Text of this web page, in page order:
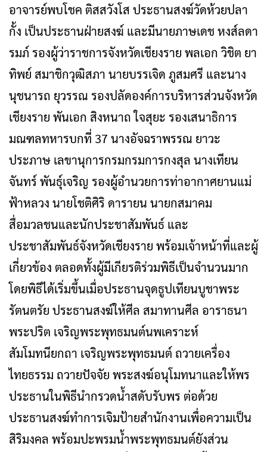
อาจารย์พบโชค ติสสวังโส ประธานสงฆ์วัดห้วยปลา
กั้ง เป็นประธานฝ่ายสงฆ์ และมีนายภาษเดช หงส์ลดา
รมภ์ รองผู้ว่าราชการจังหวัดเชียงราย พลเอก วิชิต ยา
ทิพย์ สมาชิกวุฒิสภา นายบรรเจิด ภูสมศรี และนาง
นุชนารถ ยุวรรณ รองปลัดองค์การบริหารส่วนจังหวัด
เชียงราย พันเอก สิงหนาถ ใจสุยะ รองเสนาธิการ
มณฑลทหารบกที่ 37 นางอัจฉราพรรณ ยาวะ
ประภาษ เลขานุการกรมกรมการกงสุล นางเทียน
จันทร์ พันธุ์เจริญ รองผู้อำนวยการท่าอากาศยานแม่
ฟ้าหลวง นายโชติศิริ ดารายน นายกสมาคม
สื่อมวลชนและนักประชาสัมพันธ์ และ
ประชาสัมพันธ์จังหวัดเชียงราย พร้อมเจ้าหน้าที่และผู้
เกี่ยวข้อง ตลอดทั้งผู้มีเกียรติร่วมพิธีเป็นจำนวนมาก
โดยพิธีได้เริ่มขึ้นเมื่อประธานจุดธูปเทียนบูชาพระ
รัตนตรัย ประธานสงฆ์ให้ศีล สมาทานศีล อาราธนา
พระปริต เจริญพระพุทธมนต์นพเคราะห์
สัมโมทนียกถา เจริญพระพุทธมนต์ ถวายเครื่อง
ไทยธรรม ถวายปัจจัย พระสงฆ์อนุโมทนาและให้พร
ประธานในพิธีนำกรวดน้ำสดับรับพร ต่อด้วย
ประธานสงฆ์ทำการเจิมป้ายสำนักงานเพื่อความเป็น
สิริมงคล พร้อมปะพรมน้ำพระพุทธมนต์ยังส่วน